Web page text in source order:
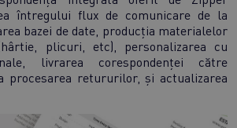
întregului flux de comunicare de la
bazei de date, producția materialelor
plicuri, etc), personalizarea cu
livrarea corespondenței către
procesarea retururilor, și actualizarea